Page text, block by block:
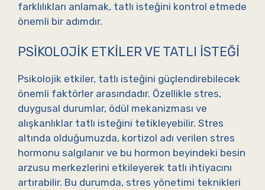
farklılıkları anlamak, tatlı isteğini kontrol etmede
önemli bir adımdır.
PSIKOLOJIK ETKILER VE TATLI İSTEĞI
Psikolojik etkiler, tatlı isteğini güçlendirebilecek
önemli faktörler arasındadır. Özellikle stres,
duygusal durumlar, ödül mekanizması ve
alışkanlıklar tatlı isteğini tetikleyebilir. Stres
altında olduğumuzda, kortizol adı verilen stres
hormonu salgılanır ve bu hormon beyindeki besin
arzusu merkezlerini etkileyerek tatlı ihtiyacını
artırabilir. Bu durumda, stres yönetimi teknikleri